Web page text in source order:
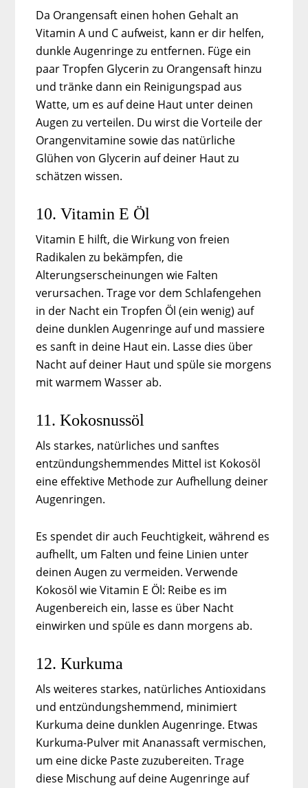
Da Orangensaft einen hohen Gehalt an
Vitamin A und C aufweist, kann er dir helfen,
dunkle Augenringe zu entfernen. Füge ein
paar Tropfen Glycerin zu Orangensaft hinzu
und tränke dann ein Reinigungspad aus
Watte, um es auf deine Haut unter deinen
Augen zu verteilen. Du wirst die Vorteile der
Orangenvitamine sowie das natürliche
Glühen von Glycerin auf deiner Haut zu
schätzen wissen.
10. Vitamin E Öl
Vitamin E hilft, die Wirkung von freien
Radikalen zu bekämpfen, die
Alterungserscheinungen wie Falten
verursachen. Trage vor dem Schlafengehen
in der Nacht ein Tropfen Öl (ein wenig) auf
deine dunklen Augenringe auf und massiere
es sanft in deine Haut ein. Lasse dies über
Nacht auf deiner Haut und spüle sie morgens
mit warmem Wasser ab.
11. Kokosnussöl
Als starkes, natürliches und sanftes
entzündungshemmendes Mittel ist Kokosöl
eine effektive Methode zur Aufhellung deiner
Augenringen.
Es spendet dir auch Feuchtigkeit, während es
aufhellt, um Falten und feine Linien unter
deinen Augen zu vermeiden. Verwende
Kokosöl wie Vitamin E Öl: Reibe es im
Augenbereich ein, lasse es über Nacht
einwirken und spüle es dann morgens ab.
12. Kurkuma
Als weiteres starkes, natürliches Antioxidans
und entzündungshemmend, minimiert
Kurkuma deine dunklen Augenringe. Etwas
Kurkuma-Pulver mit Ananassaft vermischen,
um eine dicke Paste zuzubereiten. Trage
diese Mischung auf deine Augenringe auf